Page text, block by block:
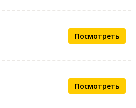
Посмотреть
Посмотреть